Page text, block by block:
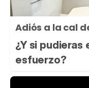
Adiós a la cal
¿Y si pudieras
esfuerzo?